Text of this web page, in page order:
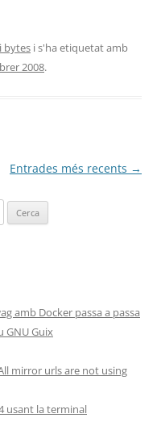
bytes i s'ha etiquetat amb
2008.
Entrades més recents →
amb Docker passa a passa
GNU Guix
mirror urls are not using
usant la terminal